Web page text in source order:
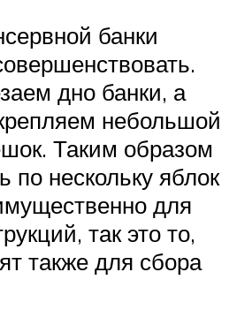
банки
дно банки, а
небольшой
Таким образом
по нескольку яблок
для
так это то,
также для сбора